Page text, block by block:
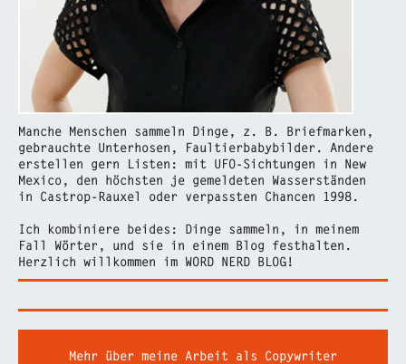
Manche Menschen sammeln Dinge, z. B. Briefmarken,
gebrauchte Unterhosen, Faultierbabybilder. Andere
erstellen gern Listen: mit UFO-Sichtungen in New
Mexico, den höchsten je gemeldeten Wasserständen
in Castrop-Rauxel oder verpassten Chancen 1998.
Ich kombiniere beides: Dinge sammeln, in meinem
Fall Wörter, und sie in einem Blog festhalten.
Herzlich willkommen im WORD NERD BLOG!
Mehr über meine Arbeit als Copywriter